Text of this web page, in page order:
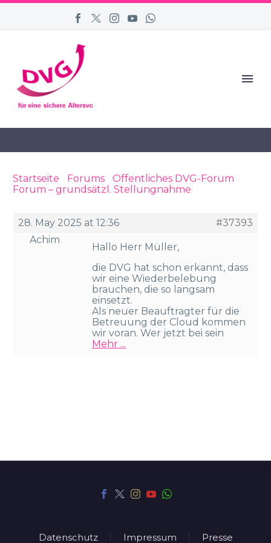
Startseite Forums Öffentliches DVG-Forum
Forum – grundsätzl. Stellungnahme
28. May 2025 at 12:36
#37393
Achim
Hallo Herr Müller,
die DVG hat schon erkannt, dass
wir eine Wiederbelebung
brauchen, die so langsam
einsetzt.
Als neuer Beauftragter für die
Betreuung der Cloud kommen
wir voran. Wer jetzt bei sein
Mehr ...
Datenschutz Impressum Presse